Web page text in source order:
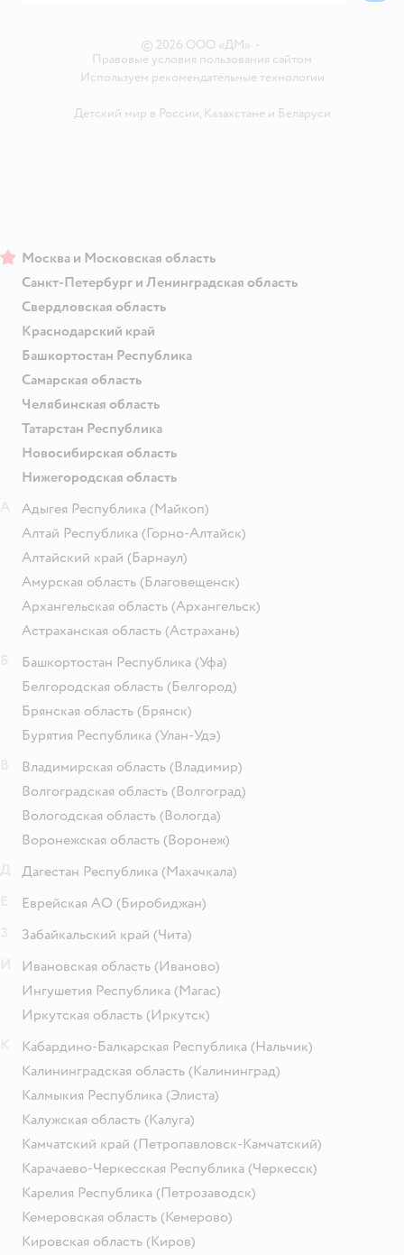
© 2026 ООО «ДМ» •
Правовые условия пользования сайтом
Используем рекомендательные технологии
Детский мир в России, Казахстанеи Беларуси
Москва и Московская область
Санкт-Петербург и Ленинградская область
Свердловская область
Краснодарский край
Башкортостан Республика
Самарская область
Челябинская область
Татарстан Республика
Новосибирская область
Нижегородская область
Адыгея Республика (Майкоп)
Алтай Республика (Горно-Алтайск)
Алтайский край (Барнаул)
Амурская область (Благовещенск)
Архангельская область (Архангельск)
Астраханская область (Астрахань)
Башкортостан Республика (Уфа)
Белгородская область (Белгород)
Брянская область (Брянск)
Бурятия Республика (Улан-Удэ)
Владимирская область (Владимир)
Волгоградская область (Волгоград)
Вологодская область (Вологда)
Воронежская область (Воронеж)
Дагестан Республика (Махачкала)
Еврейская АО (Биробиджан)
Забайкальский край (Чита)
Ивановская область (Иваново)
Ингушетия Республика (Магас)
Иркутская область (Иркутск)
Кабардино-Балкарская Республика (Нальчик)
Калининградская область (Калининград)
Калмыкия Республика (Элиста)
Калужская область (Калуга)
Камчатский край (Петропавловск-Камчатский)
Карачаево-Черкесская Республика (Черкесск)
Карелия Республика (Петрозаводск)
Кемеровская область (Кемерово)
Кировская область (Киров)